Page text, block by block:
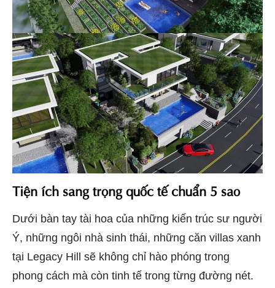
Tiện ích sang trọng quốc tế chuẩn 5 sao
Dưới bàn tay tài hoa của những kiến trúc sư người
Ý, những ngôi nhà sinh thái, những căn villas xanh
tại Legacy Hill sẽ không chỉ hào phóng trong
phong cách mà còn tinh tế trong từng đường nét.